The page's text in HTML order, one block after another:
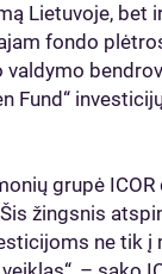
Lietuvoje, bet
fondo
Fund“
grupė ICOR
žingsnis
ne tik į